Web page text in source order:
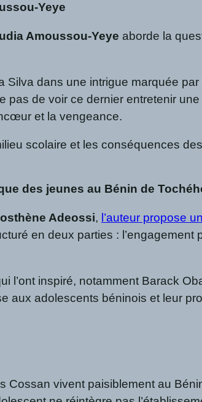
Yeye
Amoussou-Yeye aborde la
Silva dans une intrigue marquée
de voir ce dernier entretenir
et la vengeance.
scolaire et les conséquences
des jeunes au Bénin de
Adeossi, l’auteur propose
en deux parties :
l’ont inspiré, notamment Barack
aux adolescents béninois et leur
Cossan vivent paisiblement au